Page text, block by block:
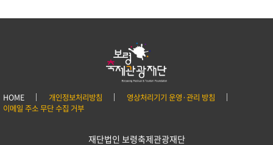
HOME 개인정보처리방침
영상처리기기 운영·관리 방침
이메일 주소 무단 수집 거부
재단법인 보령축제관광재단